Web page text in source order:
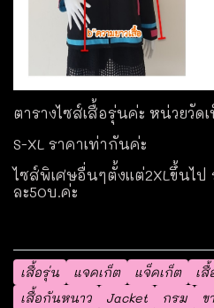
ตารางไซส์เสื้อรุ่นค่ะ หน่วยวัด
S-XL ราคาเท่ากันค่ะ
ไซส์พิเศษอื่นๆตั้งแต่2XLขึ้นไป
ละ50บ.ค่ะ
เสื้อรุ่น แจคเก็ต แจ็คเก็ต เ
เสื้อกันหนาว
Jacket กรม ข